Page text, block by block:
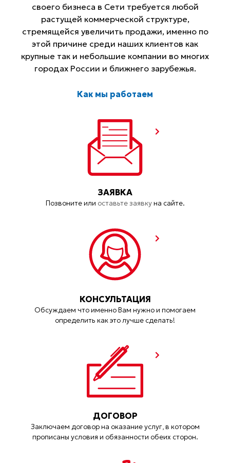
своего бизнеса в Сети требуется любой
растущей коммерческой структуре,
стремящейся увеличить продажи, именно по
этой причине среди наших клиентов как
крупные так и небольшие компании во многих
городах России и ближнего зарубежья.
Как мы работаем
ЗАЯВКА
Позвоните или оставьте заявкуна сайте.
КОНСУЛЬТАЦИЯ
Обсуждаем что именно Вам нужно и помогаем
определить как это лучше сделать!
ДОГОВОР
Заключаем договор на оказание услуг, в котором
прописаны условия и обязанности обеих сторон.